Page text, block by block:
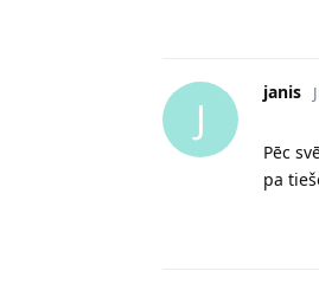
J
janis
Pēc
pa